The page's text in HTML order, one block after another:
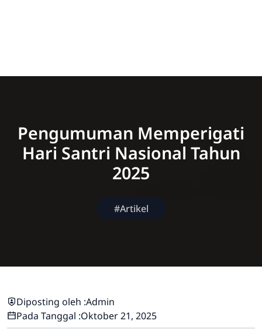
Pengumuman Memperigati
Hari Santri Nasional Tahun
2025
#Artikel
Diposting oleh :Admin
Pada Tanggal :Oktober 21, 2025